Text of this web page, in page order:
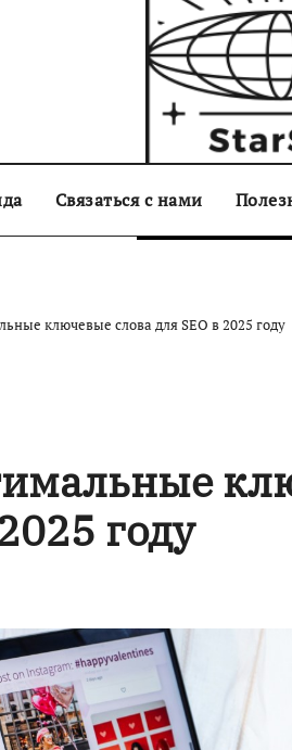
Связаться с нами
ключевые слова для SEO в 2025 году
году